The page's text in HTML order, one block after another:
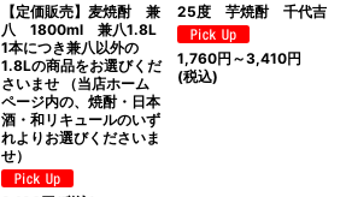
【定価販売】麦焼酎 兼
八 1800ml 兼八1.8L
1本につき兼八以外の
1.8Lの商品をお選びくだ
さいませ （当店ホーム
ページ内の、焼酎・日本
酒・和リキュールのいず
れよりお選びくださいま
せ）
25度 芋焼酎 千代吉
1,760円 ～3,410円
(税込)